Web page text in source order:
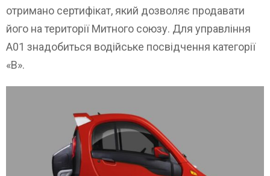
отримано сертифікат, який дозволяє продавати
його на території Митного союзу. Для управління
A01 знадобиться водійське посвідчення категорії
«В».